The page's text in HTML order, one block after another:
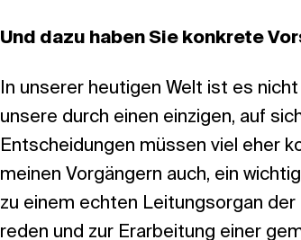
Und dazu haben Sie konkrete
In unserer heutigen Welt ist es
unsere durch einen einzigen, auf
Entscheidungen müssen viel eher
meinen Vorgängern auch, ein
zu einem echten Leitungsorgan
reden und zur Erarbeitung einer